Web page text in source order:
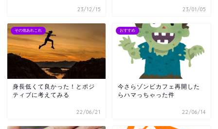
23/12/15 23/01/05
その他あれこれ
身長低くて良かった！とポジ
ティブに考えてみる
22/06/21
おすすめ
今さらゾンビカフェ再開した
らハマっちゃった件
22/06/14